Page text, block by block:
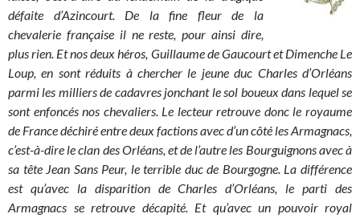
défaite d’Azincourt. De la fine fleur de la
chevalerie française il ne reste, pour ainsi dire,
plus rien. Et nos deux héros, Guillaume de Gaucourt et Dimenche Le
Loup, en sont réduits à chercher le jeune duc Charles d’Orléans
parmi les milliers de cadavres jonchant le sol boueux dans lequel se
sont enfoncés nos chevaliers. Le lecteur retrouve donc le royaume
de France déchiré entre deux factions avec d’un côté les Armagnacs,
c’est-à-dire le clan des Orléans, et de l’autre les Bourguignons avec à
sa tête Jean Sans Peur, le terrible duc de Bourgogne. La différence
est qu’avec la disparition de Charles d’Orléans, le parti des
Armagnacs se retrouve décapité. Et qu’avec un pouvoir royal